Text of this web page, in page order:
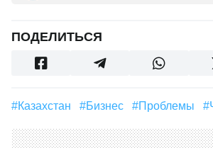
ПОДЕЛИТЬСЯ
#Казахстан #бизнес #проблемы